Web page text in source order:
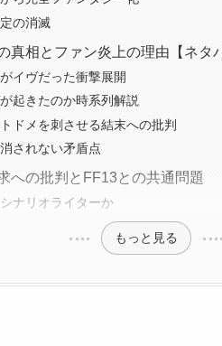
の消滅
真相とファン炎上の理由【ネタ
イヴだった衝撃展開
起きたのか時系列解説
ドメを刺させる結末への批判
されない矛盾点
への批判とFF13との共通問題
ナリオライターか
もっと見る